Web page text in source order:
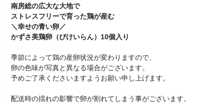
南房総の広大な大地で
ストレスフリーで育った鶏が産む
＼幸せの青い卵／
かずさ美鶏卵（びけいらん）10個入り
季節によって鶏の産卵状況が変わりますので、
卵の色味が写真と異なる場合がございます。
予めご了承くださいますようお願い申し上げます。
配送時の揺れの影響で卵が割れてしまう事がございます。